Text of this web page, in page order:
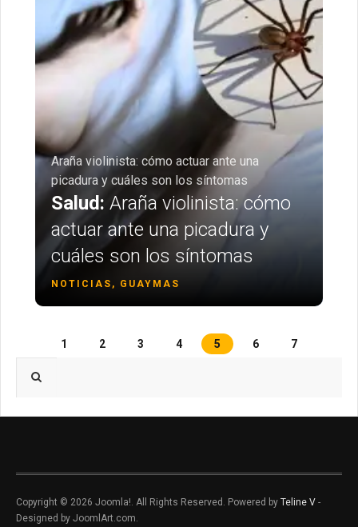
Araña violinista: cómo actuar ante una
picadura y cuáles son los síntomas
Salud: Araña violinista: cómo
actuar ante una picadura y
cuáles son los síntomas
NOTICIAS, GUAYMAS
1 2 3 4 5 6
7
Copyright © 2026 Joomla!. All Rights Reserved. Powered by Teline V -
Designed by JoomlArt.com.